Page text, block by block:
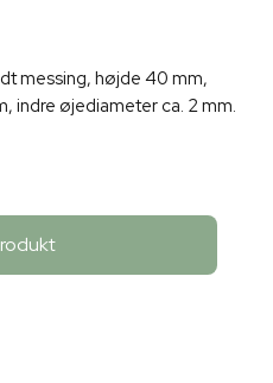
messing, højde 40 mm,
indre øjediameter ca. 2 mm.